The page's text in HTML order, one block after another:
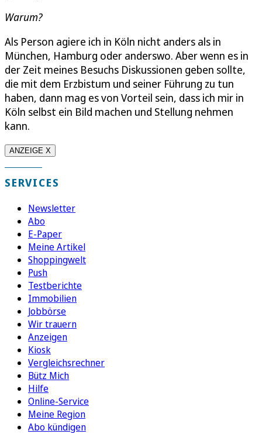
Warum?
Als Person agiere ich in Köln nicht anders als in
München, Hamburg oder anderswo. Aber wenn es in
der Zeit meines Besuchs Diskussionen geben sollte,
die mit dem Erzbistum und seiner Führung zu tun
haben, dann mag es von Vorteil sein, dass ich mir in
Köln selbst ein Bild machen und Stellung nehmen
kann.
ANZEIGE X
SERVICES
Newsletter
Abo
E-Paper
Meine Artikel
Shoppingwelt
Push
Testberichte
Immobilien
Jobbörse
Wir trauern
Anzeigen
Kiosk
Vergleichsrechner
Bütz Mich
Hilfe
Online-Service
Meine Region
Abo kündigen